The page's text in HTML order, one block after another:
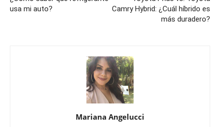
usa mi auto?
Camry Hybrid: ¿Cuál híbrido es
más duradero?
Mariana Angelucci